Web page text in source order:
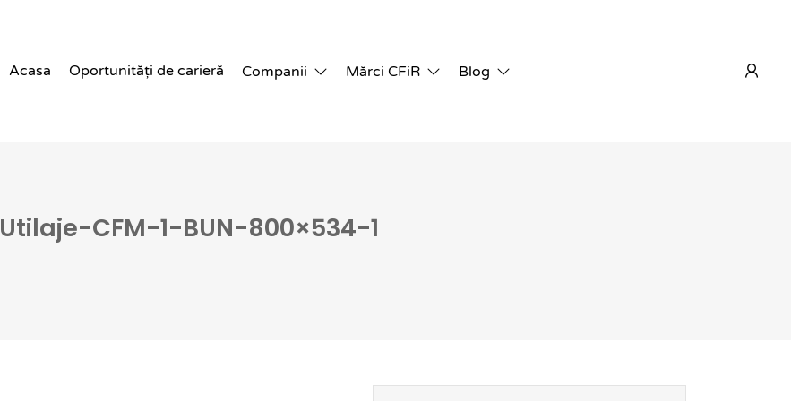
Acasa Oportunități de carieră Companii Mărci CFiR Blog
Utilaje-CFM-1-BUN-800×534-1